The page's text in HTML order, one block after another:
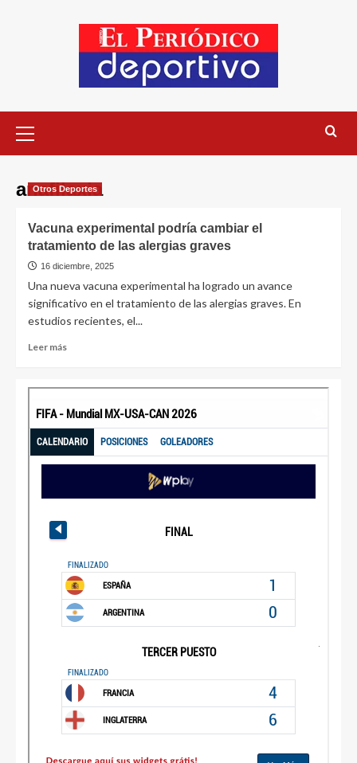
anafilaxia
Otros Deportes
Vacuna experimental podría cambiar el
tratamiento de las alergias graves
16 diciembre, 2025
Una nueva vacuna experimental ha logrado un avance
significativo en el tratamiento de las alergias graves. En
estudios recientes, el...
Leer más